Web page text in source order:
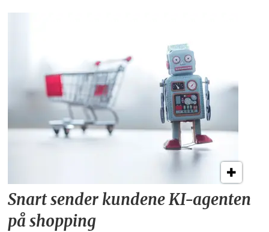
Snart sender kundeneKI-agenten
på shopping